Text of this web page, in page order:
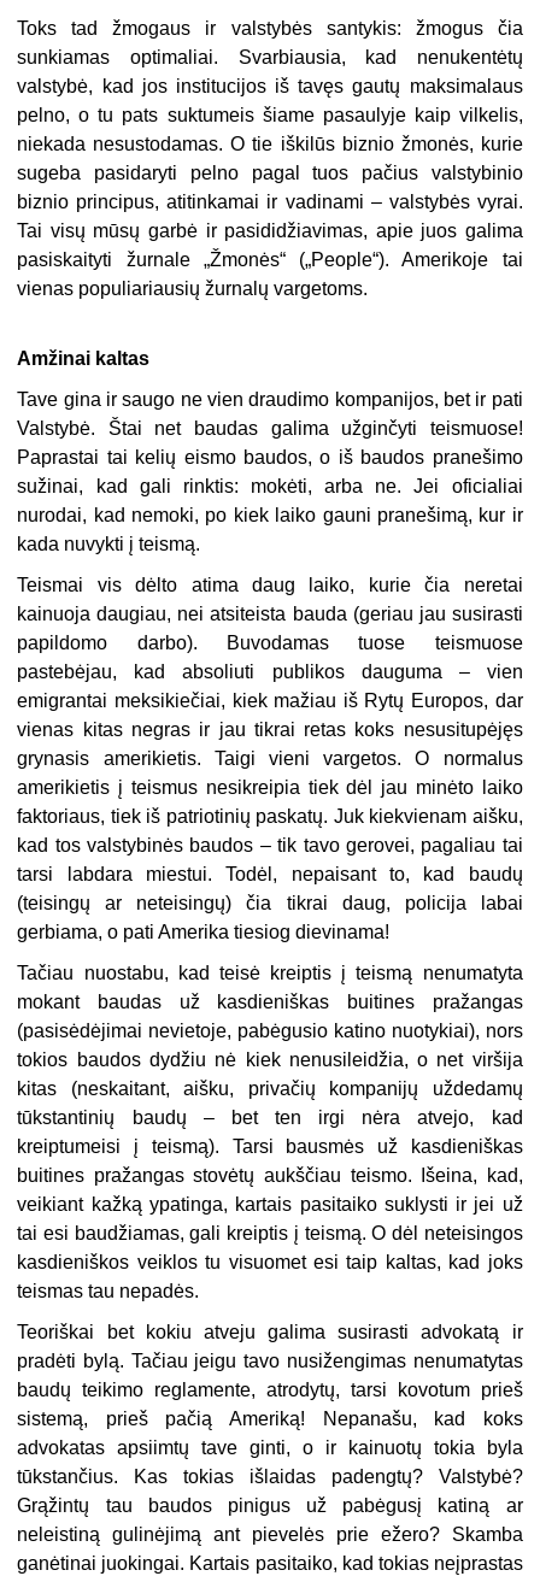
Toks tad žmogaus ir valstybės santykis: žmogus čia
sunkiamas optimaliai. Svarbiausia, kad nenukentėtų
valstybė, kad jos institucijos iš tavęs gautų maksimalaus
pelno, o tu pats suktumeis šiame pasaulyje kaip vilkelis,
niekada nesustodamas. O tie iškilūs biznio žmonės, kurie
sugeba pasidaryti pelno pagal tuos pačius valstybinio
biznio principus, atitinkamai ir vadinami – valstybės vyrai.
Tai visų mūsų garbė ir pasididžiavimas, apie juos galima
pasiskaityti žurnale „Žmonės“ („People“). Amerikoje tai
vienas populiariausių žurnalų vargetoms.
Amžinai kaltas
Tave gina ir saugo ne vien draudimo kompanijos, bet ir pati
Valstybė. Štai net baudas galima užginčyti teismuose!
Paprastai tai kelių eismo baudos, o iš baudos pranešimo
sužinai, kad gali rinktis: mokėti, arba ne. Jei oficialiai
nurodai, kad nemoki, po kiek laiko gauni pranešimą, kur ir
kada nuvykti į teismą.
Teismai vis dėlto atima daug laiko, kurie čia neretai
kainuoja daugiau, nei atsiteista bauda (geriau jau susirasti
papildomo darbo). Buvodamas tuose teismuose
pastebėjau, kad absoliuti publikos dauguma – vien
emigrantai meksikiečiai, kiek mažiau iš Rytų Europos, dar
vienas kitas negras ir jau tikrai retas koks nesusitupėjęs
grynasis amerikietis. Taigi vieni vargetos. O normalus
amerikietis į teismus nesikreipia tiek dėl jau minėto laiko
faktoriaus, tiek iš patriotinių paskatų. Juk kiekvienam aišku,
kad tos valstybinės baudos – tik tavo gerovei, pagaliau tai
tarsi labdara miestui. Todėl, nepaisant to, kad baudų
(teisingų ar neteisingų) čia tikrai daug, policija labai
gerbiama, o pati Amerika tiesiog dievinama!
Tačiau nuostabu, kad teisė kreiptis į teismą nenumatyta
mokant baudas už kasdieniškas buitines pražangas
(pasisėdėjimai nevietoje, pabėgusio katino nuotykiai), nors
tokios baudos dydžiu nė kiek nenusileidžia, o net viršija
kitas (neskaitant, aišku, privačių kompanijų uždedamų
tūkstantinių baudų – bet ten irgi nėra atvejo, kad
kreiptumeisi į teismą). Tarsi bausmės už kasdieniškas
buitines pražangas stovėtų aukščiau teismo. Išeina, kad,
veikiant kažką ypatinga, kartais pasitaiko suklysti ir jei už
tai esi baudžiamas, gali kreiptis į teismą. O dėl neteisingos
kasdieniškos veiklos tu visuomet esi taip kaltas, kad joks
teismas tau nepadės.
Teoriškai bet kokiu atveju galima susirasti advokatą ir
pradėti bylą. Tačiau jeigu tavo nusižengimas nenumatytas
baudų teikimo reglamente, atrodytų, tarsi kovotum prieš
sistemą, prieš pačią Ameriką! Nepanašu, kad koks
advokatas apsiimtų tave ginti, o ir kainuotų tokia byla
tūkstančius. Kas tokias išlaidas padengtų? Valstybė?
Grąžintų tau baudos pinigus už pabėgusį katiną ar
neleistiną gulinėjimą ant pievelės prie ežero? Skamba
ganėtinai juokingai. Kartais pasitaiko, kad tokias neįprastas